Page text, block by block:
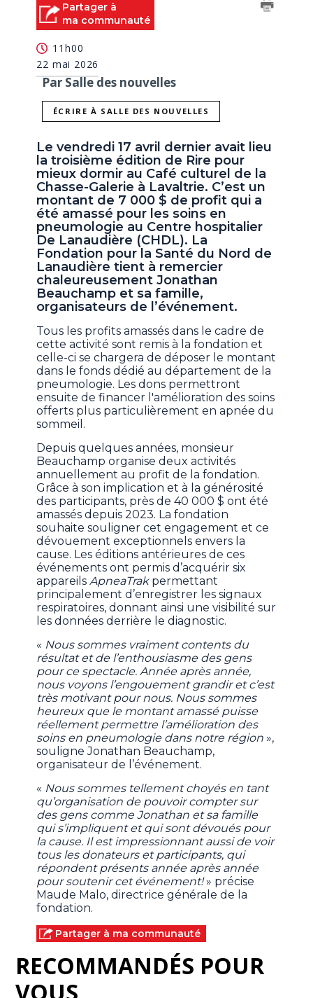
Partager à
ma communauté
11h00
22 mai 2026
Par Salle des nouvelles
ÉCRIRE À SALLE DES NOUVELLES
Le vendredi 17 avril dernier avait lieu
la troisième édition de Rire pour
mieux dormir au Café culturel de la
Chasse-Galerie à Lavaltrie. C’est un
montant de 7 000 $ de profit qui a
été amassé pour les soins en
pneumologie au Centre hospitalier
De Lanaudière (CHDL). La
Fondation pour la Santé du Nord de
Lanaudière tient à remercier
chaleureusement Jonathan
Beauchamp et sa famille,
organisateurs de l’événement.
Tous les profits amassés dans le cadre de
cette activité sont remis à la fondation et
celle-ci se chargera de déposer le montant
dans le fonds dédié au département de la
pneumologie. Les dons permettront
ensuite de financer l'amélioration des soins
offerts plus particulièrement en apnée du
sommeil.
Depuis quelques années, monsieur
Beauchamp organise deux activités
annuellement au profit de la fondation.
Grâce à son implication et à la générosité
des participants, près de 40 000 $ ont été
amassés depuis 2023. La fondation
souhaite souligner cet engagement et ce
dévouement exceptionnels envers la
cause. Les éditions antérieures de ces
événements ont permis d’acquérir six
appareilsApneaTrakpermettant
principalement d’enregistrer les signaux
respiratoires, donnant ainsi une visibilité sur
les données derrière le diagnostic.
« Nous sommes vraiment contents du
résultat et de l’enthousiasme des gens
pour ce spectacle. Année après année,
nous voyons l’engouement grandir et c’est
très motivant pour nous. Nous sommes
heureux que le montant amassé puisse
réellement permettre l’amélioration des
soins en pneumologie dans notre région »,
souligne Jonathan Beauchamp,
organisateur de l’événement.
« Nous sommes tellement choyés en tant
qu’organisation de pouvoir compter sur
des gens comme Jonathan et sa famille
qui s’impliquent et qui sont dévoués pour
la cause. Il est impressionnant aussi de voir
tous les donateurs et participants, qui
répondent présents année après année
pour soutenir cet événement!» précise
Maude Malo, directrice générale de la
fondation.
Partager à ma communauté
RECOMMANDÉS POUR